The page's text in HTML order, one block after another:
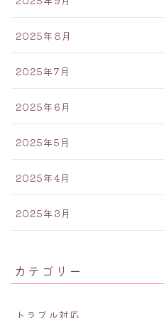
2025年8月
2025年7月
2025年6月
2025年5月
2025年4月
2025年3月
カテゴリー
トラブル対応